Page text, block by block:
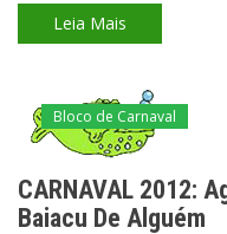
Leia Mais
Bloco de Carnaval
CARNAVAL 2012:
Baiacu De Alguém